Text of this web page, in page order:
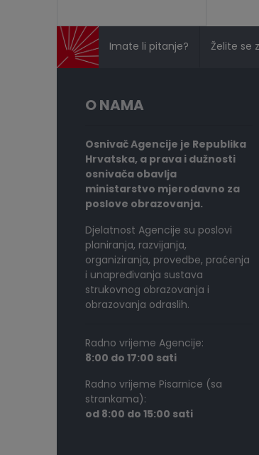
Imate li pitanje? Želite se
O NAMA
Osnivač Agencije je Republika
Hrvatska, a prava i dužnosti
osnivača obavlja
ministarstvo mjerodavno za
poslove obrazovanja.
Djelatnost Agencije su poslovi
planiranja, razvijanja,
organiziranja, provedbe, praćenja
i unapređivanja sustava
strukovnog obrazovanja i
obrazovanja odraslih.
Radno vrijeme Agencije:
8:00 do 17:00 sati
Radno vrijeme Pisarnice (sa
strankama):
od 8:00 do 15:00 sati